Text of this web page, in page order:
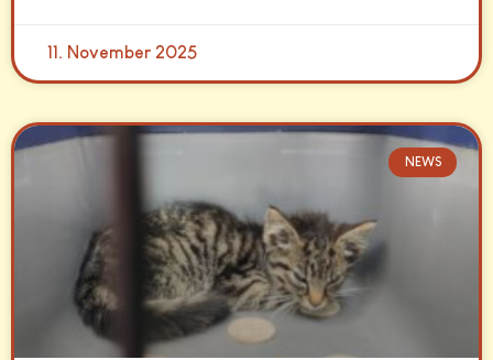
11. November 2025
NEWS